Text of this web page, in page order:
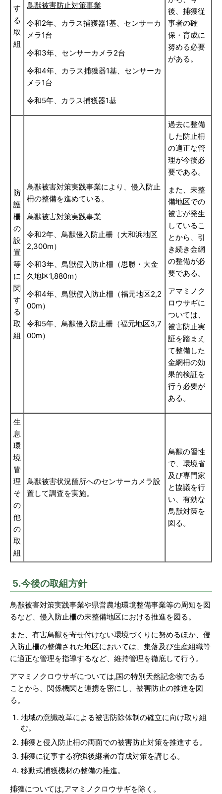
す
る
取
組
鳥獣被害防止対策事業
令和2年、カラス捕獲器1基、センサーカ
メラ1台
令和3年、センサーカメラ2台
令和4年、カラス捕獲器1基、センサーカ
メラ1台
令和5年、カラス捕獲器1基
後、捕獲従
事者の確
保・育成に
努める必要
がある。
防
護
柵
の
設
置
等
に
関
す
る
取
組
鳥獣被害対策実践事業により、侵入防止
柵の整備を進めている。
鳥獣被害対策実践事業
令和2年、鳥獣侵入防止柵（大和浜地区
2,300m）
令和3年、鳥獣侵入防止柵（思勝・大金
久地区1,880m）
令和4年、鳥獣侵入防止柵（福元地区2,2
00m）
令和5年、鳥獣侵入防止柵（福元地区3,7
00m）
過去に整備
した防止柵
の適正な管
理が今後必
要である。
また、未整
備地区での
被害が発生
しているこ
とから、引
き続き金網
の整備が必
要である。
アマミノク
ロウサギに
ついては、
被害防止実
証を踏まえ
て整備した
金網柵の効
果的検証を
行う必要が
ある。
生
息
環
境
管
理
そ
の
他
の
取
組
鳥獣被害状況箇所へのセンサーカメラ設
置して調査を実施。
鳥獣の習性
で、環境省
及び専門家
と協議を行
い、有効な
鳥獣対策を
図る。
5.今後の取組方針
鳥獣被害対策実践事業や県営農地環境整備事業等の周知を図
るなど、侵入防止柵の未整備地区における推進を図る。
また、有害鳥獣を寄せ付けない環境づくりに努めるほか、侵
入防止柵の整備された地区においては、集落及び生産組織等
に適正な管理を指導するなど、維持管理を徹底して行う。
アマミノクロウサギについては,国の特別天然記念物である
ことから、関係機関と連携を密にし、被害防止の推進を図
る。
地域の意識改革による被害防除体制の確立に向け取り組
む。
捕獲と侵入防止柵の両面での被害防止対策を推進する。
捕獲に従事する狩猟後継者の育成対策を講じる。
移動式捕獲機材の整備の推進。
捕獲については,アマミノクロウサギを除く。